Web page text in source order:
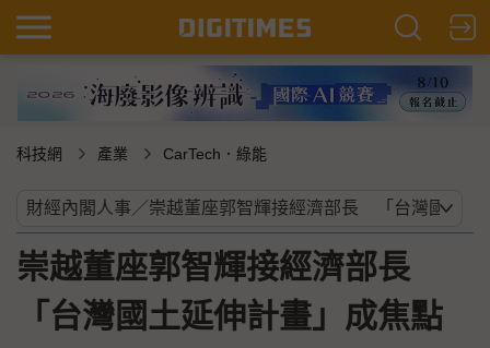
科技網 產業 CarTech．綠能
崇越董座郭智輝接經濟部長
「台灣國土延伸計畫」成焦點